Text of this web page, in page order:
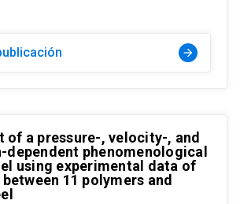
arrow_forward
of a pressure-, velocity-, and
phenomenological
using experimental data of
11 polymers and